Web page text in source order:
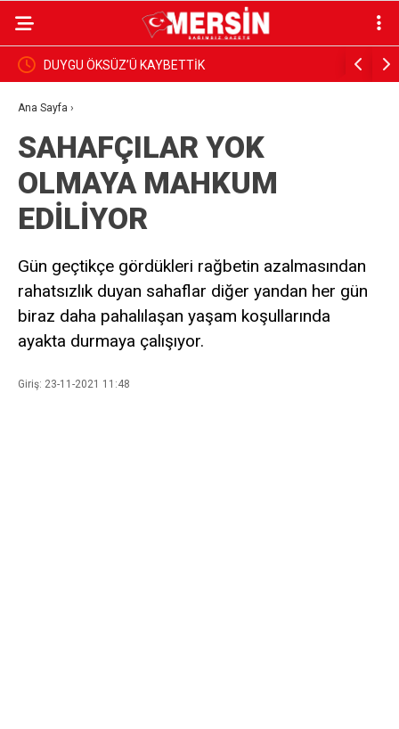
DUYGU ÖKSÜZ’Ü KAYBETTİK BAŞKAN
Ana Sayfa ›
SAHAFÇILAR YOK
OLMAYA MAHKUM
EDİLİYOR
Gün geçtikçe gördükleri rağbetin azalmasından
rahatsızlık duyan sahaflar diğer yandan her gün
biraz daha pahalılaşan yaşam koşullarında
ayakta durmaya çalışıyor.
Giriş: 23-11-2021 11:48